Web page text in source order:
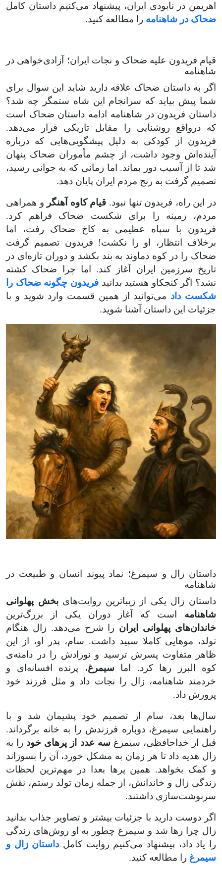
اهریمن در نابودی ایران، پیشنهاد می‌کنیم داستان کامل
ضحاک در شاهنامه را مطالعه کنید.
قیام فریدون علیه ضحاک و نجات ایران؛ آزادی‌خواهی در
شاهنامه
اگر به داستان ضحاک علاقه دارید شاید این سوال برای
شما پیش بیاید که سرانجام این شاه ستمگر چه شد؟
داستان فریدون در شاهنامه ادامه داستان ضحاک است
که درواقع روشنایی را مقابل تاریکی قرار می‌دهد.
فریدون از کودکی به دلیل پیشگویی‌هایی که درباره
آینده‌اش وجود داشت، از چشم مأموران ضحاک پنهان
شد تا از آسیب دور بماند. اما زمانی که به جوانی رسید،
تصمیم گرفت به رنج مردم ایران پایان دهد.
در این راه، فریدون تنها نبود. قیام کاوه آهنگر و همراهی
مردم، زمینه را برای شکست ضحاک فراهم کرد.
فریدون با سپاه عظیمی به کاخ ضحاک رفت، اما
برخلاف انتظار، او را نکشت! فریدون تصمیم گرفت
ضحاک را در کوه دماوند به بند بکشد و دوران تازه‌ای در
تاریخ سرزمین ایران آغاز کند. اما چرا ضحاک کشته
نشد؟ اگر کنجکاو هستید بدانیدفریدون چگونه ضحاک را
شکست داد می‌توانید از همین قسمت وارد شوید و با
جزئیات این داستان آشنا شوید.
داستان زال و سیمرغ؛ نماد پیوند انسان و طبیعت در
شاهنامه
داستان زال یکی از زیباترین روایت‌هایبخش پهلوانی
شاهنامه است که آغاز دوران یکی از بزرگ‌ترین
خاندان‌های پهلوانی ایران را شرح می‌دهد. زال هنگام
تولد، موهایی کاملا سپید داشت. سام، پدر او، از این
ظاهر متفاوت پسرش ترسید و نوزادش را در دامنه‌ی
کوه البرز رها کرد. اما سیمرغ، پرنده افسانه‌ای و
خردمند شاهنامه، زال را نجات داد و مثل فرزند خود
پرورش داد.
سال‌ها بعد، سام از تصمیم خود پشیمان شد و با
راهنمایی سیمرغ، دوباره فرزندش را به خانه برگرداند.
قبل از خداحافظی، سیمرغ سه عدد از پرهای خود را به
زال هدیه داد تا هر زمان به مشکل خورد، آن را بسوزاند
و کمک بخواهد. همین پرها بعدا در مهم‌ترین لحظات
زندگی زال و خاندانش، از جمله زمان تولد رستم، نقش
سرنوشت‌سازی داشتند.
اگر دوست دارید با جزئیات بیشتر و تصاویر جذاب بدانید
زال چرا رها شد و سیمرغ چطور به او روش‌های زندگی
را یاد داد، پیشنهاد می‌کنیم روایت کامل داستان زال و
سیمرغ را مطالعه کنید.